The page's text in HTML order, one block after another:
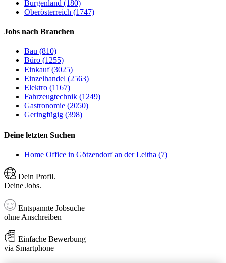
Burgenland (180)
Oberösterreich (1747)
Jobs nach Branchen
Bau (810)
Büro (1255)
Einkauf (3025)
Einzelhandel (2563)
Elektro (1167)
Fahrzeugtechnik (1249)
Gastronomie (2050)
Geringfügig (398)
Deine letzten Suchen
Home Office in Götzendorf an der Leitha (7)
Dein Profil.
Deine Jobs.
Entspannte Jobsuche
ohne Anschreiben
Einfache Bewerbung
via Smartphone